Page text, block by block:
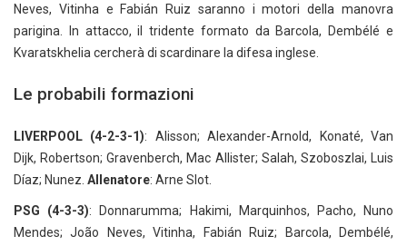
Neves, Vitinha e Fabián Ruiz saranno i motori della manovra
parigina. In attacco, il tridente formato da Barcola, Dembélé e
Kvaratskhelia cercherà di scardinare la difesa inglese.
Le probabili formazioni
LIVERPOOL (4-2-3-1): Alisson; Alexander-Arnold, Konaté, Van
Dijk, Robertson; Gravenberch, Mac Allister; Salah, Szoboszlai, Luis
Díaz; Nunez. Allenatore: Arne Slot.
PSG (4-3-3): Donnarumma; Hakimi, Marquinhos, Pacho, Nuno
Mendes; João Neves, Vitinha, Fabián Ruiz; Barcola, Dembélé,